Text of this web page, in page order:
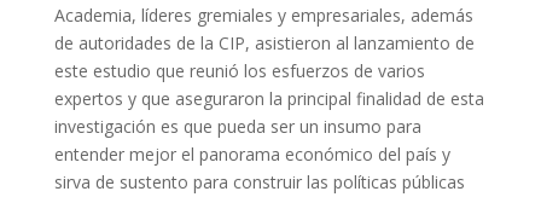
Academia, líderes gremiales y empresariales, además
de autoridades de la CIP, asistieron al lanzamiento de
este estudio que reunió los esfuerzos de varios
expertos y que aseguraron la principal finalidad de esta
investigación es que pueda ser un insumo para
entender mejor el panorama económico del país y
sirva de sustento para construir las políticas públicas